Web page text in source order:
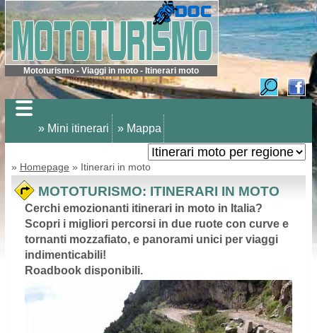
Mototurismo - Viaggi in moto - Itinerari moto
» Mini itinerari » Mappa
» Homepage » Itinerari in moto
MOTOTURISMO: ITINERARI IN MOTO
Cerchi emozionanti itinerari in moto in Italia?
Scopri i migliori percorsi in due ruote con curve e
tornanti mozzafiato, e panorami unici per viaggi
indimenticabili!
Roadbook disponibili.